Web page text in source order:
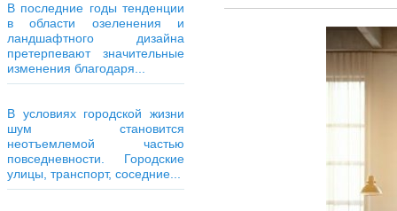
В последние годы тенденции
в области озеленения и
ландшафтного дизайна
претерпевают значительные
изменения благодаря...
В условиях городской жизни
шум становится
неотъемлемой частью
повседневности. Городские
улицы, транспорт, соседние...